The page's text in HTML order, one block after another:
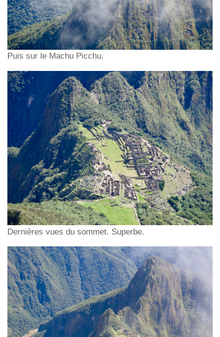
Puis sur le Machu Picchu.
Dernières vues du sommet. Superbe.